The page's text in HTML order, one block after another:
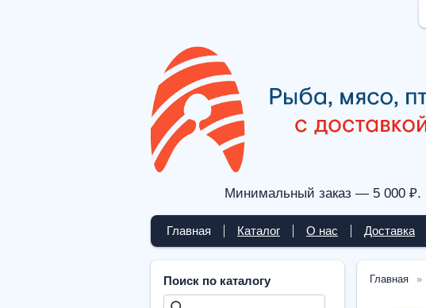
Минимальный заказ — 5 000 ₽.
Главная Каталог О нас Доставка
Поиск по каталогу Главная